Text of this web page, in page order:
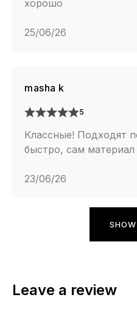
хорошо
25/06/26
masha k
5
Классные! Подходят
быстро, сам
23/06/26
Leave a review